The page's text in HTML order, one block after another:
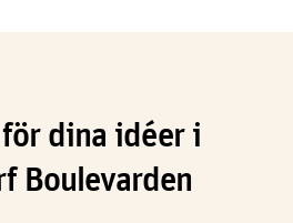
dina idéer i
Boulevarden